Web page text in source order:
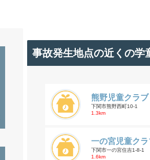
事故発生地点の近くの学
熊野児童クラブ
下関市熊野西町10-1
1.3km
一の宮児童クラ
下関市一の宮住吉1-8-1
1.6km